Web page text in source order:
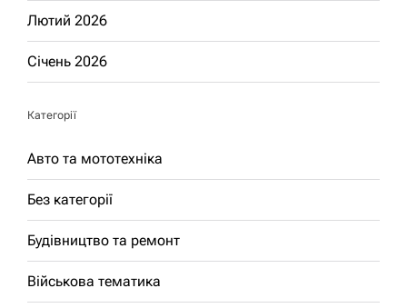
Лютий 2026
Січень 2026
Категорії
Авто та мототехніка
Без категорії
Будівництво та ремонт
Військова тематика